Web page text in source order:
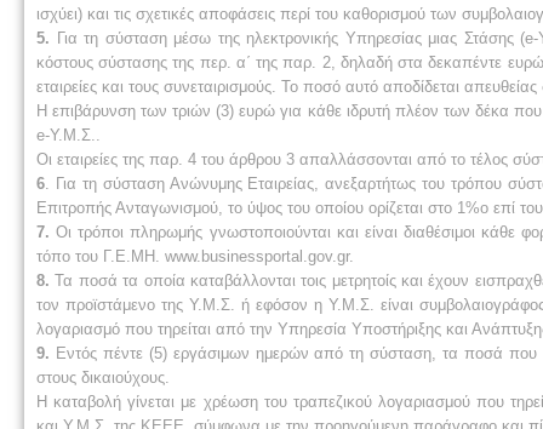
ισχύει) και τις σχετικές αποφάσεις περί του καθορισμού των
5. Για τη σύσταση μέσω της ηλεκτρονικής Υπηρεσίας μιας Στάσης
κόστους σύστασης της περ. α΄ της παρ. 2, δηλαδή στα δεκαπέντε ευρώ
εταιρείες και τους συνεταιρισμούς. Το ποσό αυτό αποδίδεται
Η επιβάρυνση των τριών (3) ευρώ για κάθε ιδρυτή πλέον των δέκα
e-Υ.Μ.Σ..
Οι εταιρείες της παρ. 4 του άρθρου 3 απαλλάσσονται από το τέλος
6 . Για τη σύσταση Ανώνυμης Εταιρείας, ανεξαρτήτως του τρόπου
Επιτροπής Ανταγωνισμού, το ύψος του οποίου ορίζεται στο 1%ο επί
7.Οι τρόποι πληρωμής γνωστοποιούνται και είναι δι­αθέσιμοι
τόπο του Γ.Ε.ΜΗ. www.businessportal.gov.gr.
8.Τα ποσά τα οποία καταβάλλονται τοις μετρητοίς και έχουν
τον προϊστάμενο της Υ.Μ.Σ. ή εφόσον η Υ.Μ.Σ. είναι
λογαριασμό που τηρείται από την Υπηρεσία Υποστήριξης και
9. Εντός πέντε (5) εργάσιμων ημερών από τη σύσταση, τα ποσά που
στους δικαιούχους.
Η καταβολή γίνεται με χρέωση του τραπεζικού λογαριασμού που